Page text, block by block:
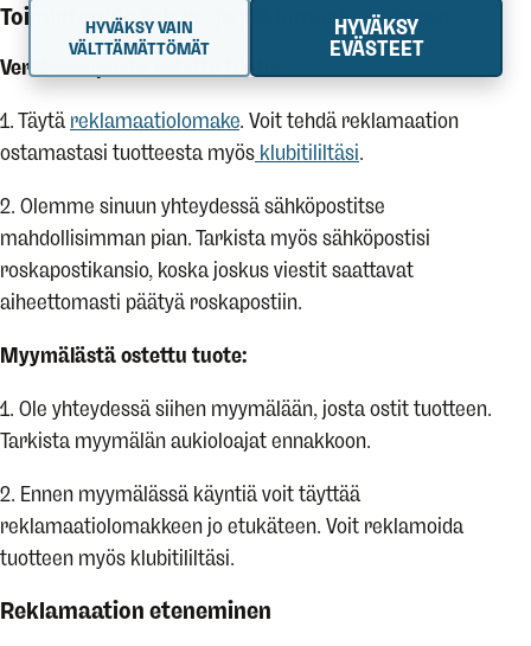
Toimintaohje takuu- ja reklamaatioasioissa
Verkkokaupasta ostettu tuote:
1. Täytä reklamaatiolomake. Voit tehdä reklamaation
ostamastasi tuotteesta myös klubitililtäsi.
2. Olemme sinuun yhteydessä sähköpostitse
mahdollisimman pian. Tarkista myös sähköpostisi
roskapostikansio, koska joskus viestit saattavat
aiheettomasti päätyä roskapostiin.
Myymälästä ostettu tuote:
1. Ole yhteydessä siihen myymälään, josta ostit tuotteen.
Tarkista myymälän aukioloajat ennakkoon.
2. Ennen myymälässä käyntiä voit täyttää
reklamaatiolomakkeen jo etukäteen. Voit reklamoida
tuotteen myös klubitililtäsi.
Reklamaation eteneminen
HYVÄKSY
EVÄSTEET
HYVÄKSY VAIN
VÄLTTÄMÄTTÖMÄT